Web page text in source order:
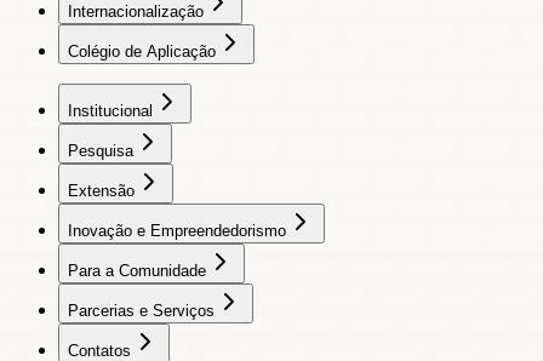
Internacionalização
Colégio de Aplicação
Institucional
Pesquisa
Extensão
Inovação e Empreendedorismo
Para a Comunidade
Parcerias e Serviços
Contatos